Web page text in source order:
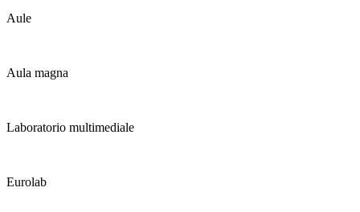
Aule
Aula magna
Laboratorio multimediale
Eurolab